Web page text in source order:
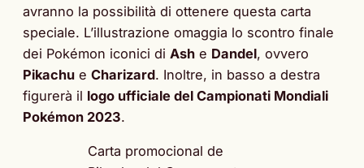
avranno la possibilità di ottenere questa carta
speciale. L’illustrazione omaggia lo scontro finale
dei Pokémon iconici di Ash e Dandel, ovvero
Pikachu e Charizard. Inoltre, in basso a destra
figurerà il logo ufficiale del Campionati Mondiali
Pokémon 2023.
Carta promocional de